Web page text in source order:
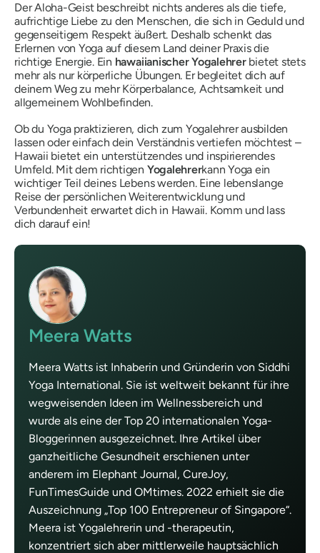
Der Aloha-Geist beschreibt nichts anderes als die tiefe,
aufrichtige Liebe zu den Menschen, die sich in Geduld und
gegenseitigem Respekt äußert. Deshalb schenkt das
Erlernen von Yoga auf diesem Land deiner Praxis die
richtige Energie. Ein hawaiianischer Yogalehrerbietet stets
mehr als nur körperliche Übungen. Er begleitet dich auf
deinem Weg zu mehr Körperbalance, Achtsamkeit und
allgemeinem Wohlbefinden.
Ob du Yoga praktizieren, dich zum Yogalehrer ausbilden
lassen oder einfach dein Verständnis vertiefen möchtest –
Hawaii bietet ein unterstützendes und inspirierendes
Umfeld. Mit dem richtigen Yogalehrerkann Yoga ein
wichtiger Teil deines Lebens werden. Eine lebenslange
Reise der persönlichen Weiterentwicklung und
Verbundenheit erwartet dich in Hawaii. Komm und lass
dich darauf ein!
Meera Watts
Meera Watts ist Inhaberin und Gründerin von Siddhi
Yoga International. Sie ist weltweit bekannt für ihre
wegweisenden Ideen im Wellnessbereich und
wurde als eine der Top 20 internationalen Yoga-
Bloggerinnen ausgezeichnet. Ihre Artikel über
ganzheitliche Gesundheit erschienen unter
anderem im Elephant Journal, CureJoy,
FunTimesGuide und OMtimes. 2022 erhielt sie die
Auszeichnung „Top 100 Entrepreneur of Singapore“.
Meera ist Yogalehrerin und -therapeutin,
konzentriert sich aber mittlerweile hauptsächlich